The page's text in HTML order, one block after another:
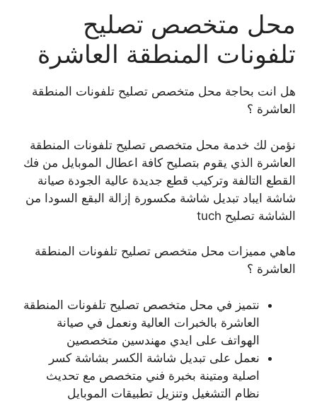
محل متخصص تصليح
تلفونات المنطقة العاشرة
هل انت بحاجة محل متخصص تصليح تلفونات المنطقة
العاشرة ؟
نؤمن لك خدمة محل متخصص تصليح تلفونات المنطقة
العاشرة الذي يقوم بتصليح كافة اعطال الموبايل من فك
القطع التالفة وتركيب قطع جديدة عالية الجودة صيانة
شاشة ايباد تبديل شاشة مكسورة إزالة البقع السودا من
الشاشة تصليح tuch
ماهي مميزات محل متخصص تصليح تلفونات المنطقة
العاشرة ؟
نتميز في محل متخصص تصليح تلفونات المنطقة
العاشرة بالخبرات العالية ونعمل في صيانة
الهواتف على ايدي مهندسين متخصصين
نعمل على تبديل شاشة الكسر بشاشة كسر
اصلية ومتينة بخبرة فني متخصص مع تحديث
نظام التشغيل وتنزيل تطبيقات الموبايل